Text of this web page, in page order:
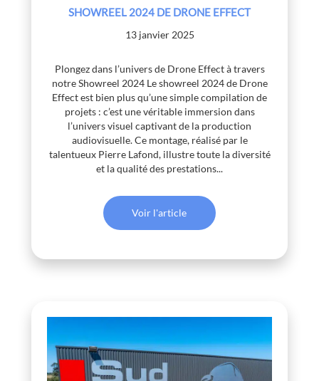
SHOWREEL 2024 DE DRONE EFFECT
13 janvier 2025
Plongez dans l’univers de Drone Effect à travers
notre Showreel 2024 Le showreel 2024 de Drone
Effect est bien plus qu’une simple compilation de
projets : c’est une véritable immersion dans
l’univers visuel captivant de la production
audiovisuelle. Ce montage, réalisé par le
talentueux Pierre Lafond, illustre toute la diversité
et la qualité des prestations...
Voir l'article